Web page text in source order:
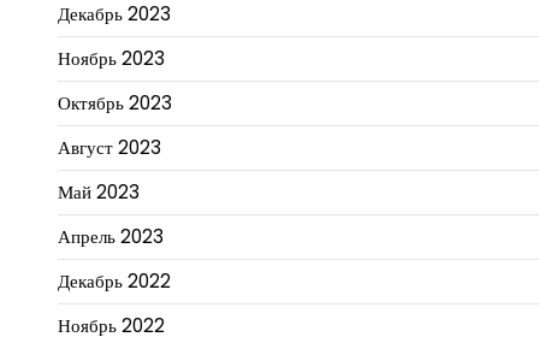
Декабрь 2023
Ноябрь 2023
Октябрь 2023
Август 2023
Май 2023
Апрель 2023
Декабрь 2022
Ноябрь 2022